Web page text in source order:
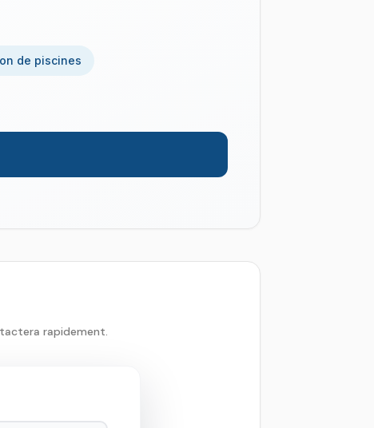
de piscines
rapidement.